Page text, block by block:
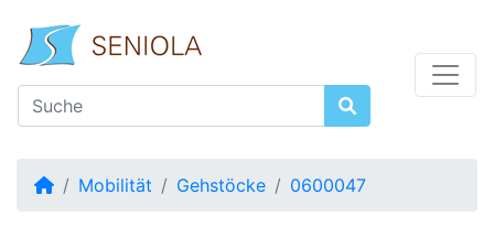
Startseite
Mobilität Gehstöcke 0600047